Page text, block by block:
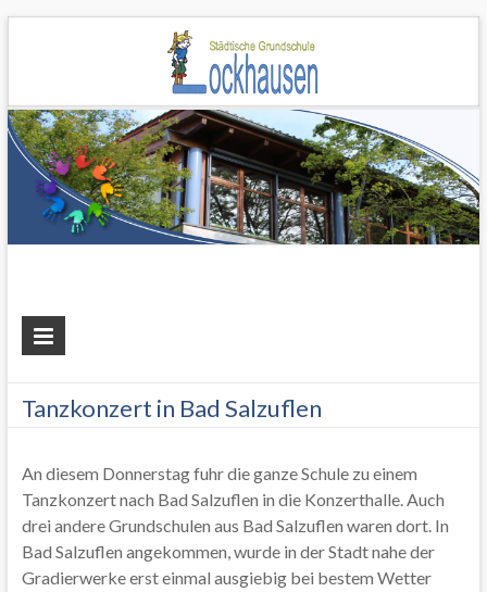
Tanzkonzert in Bad Salzuflen
An diesem Donnerstag fuhr die ganze Schule zu einem
Tanzkonzert nach Bad Salzuflen in die Konzerthalle. Auch
drei andere Grundschulen aus Bad Salzuflen waren dort. In
Bad Salzuflen angekommen, wurde in der Stadt nahe der
Gradierwerke erst einmal ausgiebig bei bestem Wetter